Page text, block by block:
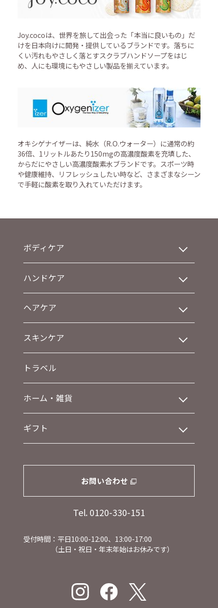
Joy.cocoは、世界を旅して出会った「本当に良いもの」だ
けを日本向けに開発・提供しているブランドです。落ちに
くい汚れもやさしく落とすスクラブハンドソープをはじ
め、人にも環境にもやさしい製品を揃えています。
オキシゲナイザーは、純水（R.O.ウォーター）に通常の約
36倍、1リットルあたり150mgの高濃度酸素を充填した、
からだにやさしい高濃度酸素水ブランドです。スポーツ時
や健康維持、リフレッシュしたい時など、さまざまなシーン
で手軽に酸素を取り入れていただけます。
ボディケア
ハンドケア
ヘアケア
スキンケア
トラベル
ホーム・雑貨
ギフト
お問い合わせ
Tel. 0120-330-151
受付時間：平日10:00-12:00、13:00-17:00
（土日・祝日・年末年始はお休みです）